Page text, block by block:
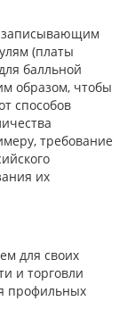
записывающим
(платы
балльной
образом, чтобы
способов
требование
их
для своих
и торговли
профильных